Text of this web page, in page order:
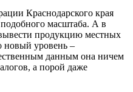
Краснодарского края
масштаба. А в
продукцию местных
новый уровень –
данным она ничем
а порой даже